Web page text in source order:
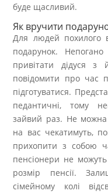
буде щасливий.
Як вручити
Для людей похилого
подарунок.
привітати дідуся з
повідомити про час
підготуватися.
педантичні, тому
зайвий раз. Не можна
на вас чекатимуть,
прихопити з собою
пенсіонери не
розмір пенсії.
сімейному колі